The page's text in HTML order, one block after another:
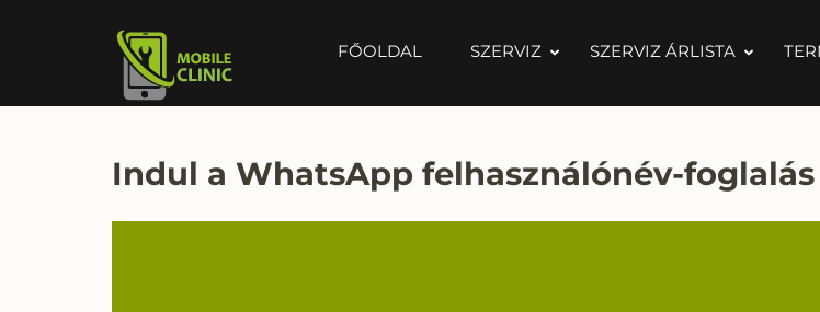
FŐOLDAL SZERVIZ SZERVIZ ÁRLISTA
Indul a WhatsApp felhasználónév-foglalás